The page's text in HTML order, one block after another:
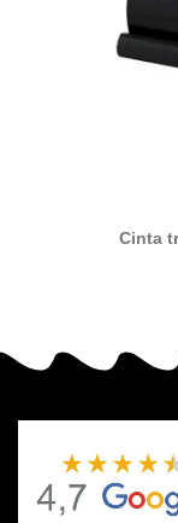
Cinta